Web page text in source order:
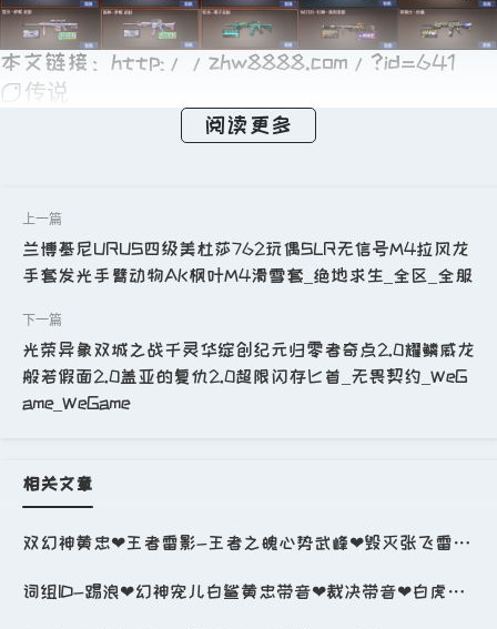
本文链接： http://zhw8888.com/?id=641
传说
阅读更多
兰博基尼URUS四级美杜莎762玩偶SLR无信号M4拉风龙
手套发光手臂动物AK枫叶M4滑雪套_绝地求生_全区_全服
光荣异象双城之战千灵华绽创纪元归零者奇点2.0耀鳞威龙
般若假面2.0盖亚的复仇2.0超限闪存匕首_无畏契约_WeG
ame_WeGame
相关文章
双幻神黄忠❤王者雷影-王者之魄心势武峰❤毁灭张飞雷神虎将-6音卡❤四防-王者春❤6盘6烈蝴蝶死眼_穿越火线_电信区_四川一区_
词组ID-踢浪❤幻神宠儿白鲨黄忠带音❤裁决带音❤白虎朱雀QBZ世冠-王者星神白虎魄❤毁灭绿豆巅峰7音_穿越火线_网通区_北京一区_